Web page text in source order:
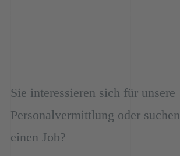
Sie interessieren sich für unsere
Personalvermittlung oder suchen
einen Job?